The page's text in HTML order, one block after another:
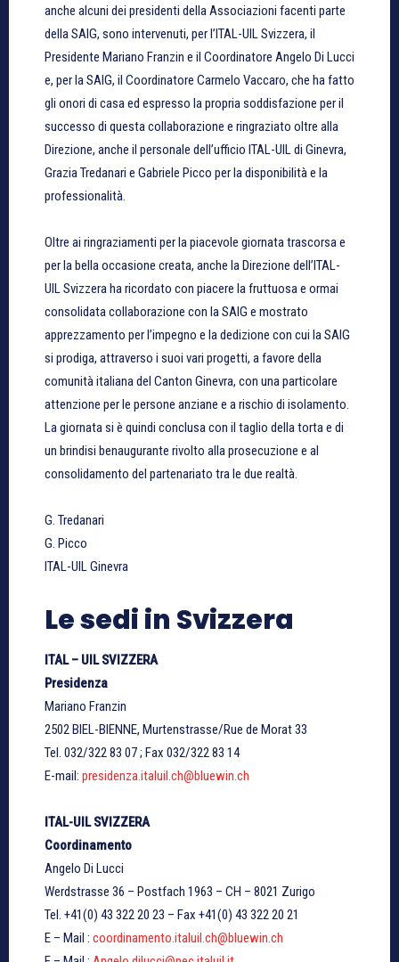
anche alcuni dei presidenti della Associazioni facenti parte
della SAIG, sono intervenuti, per l’ITAL-UIL Svizzera, il
Presidente Mariano Franzin e il Coordinatore Angelo Di Lucci
e, per la SAIG, il Coordinatore Carmelo Vaccaro, che ha fatto
gli onori di casa ed espresso la propria soddisfazione per il
successo di questa collaborazione e ringraziato oltre alla
Direzione, anche il personale dell’ufficio ITAL-UIL di Ginevra,
Grazia Tredanari e Gabriele Picco per la disponibilità e la
professionalità.
Oltre ai ringraziamenti per la piacevole giornata trascorsa e
per la bella occasione creata, anche la Direzione dell’ITAL-
UIL Svizzera ha ricordato con piacere la fruttuosa e ormai
consolidata collaborazione con la SAIG e mostrato
apprezzamento per l’impegno e la dedizione con cui la SAIG
si prodiga, attraverso i suoi vari progetti, a favore della
comunità italiana del Canton Ginevra, con una particolare
attenzione per le persone anziane e a rischio di isolamento.
La giornata si è quindi conclusa con il taglio della torta e di
un brindisi benaugurante rivolto alla prosecuzione e al
consolidamento del partenariato tra le due realtà.
G. Tredanari
G. Picco
ITAL-UIL Ginevra
Le sedi in Svizzera
ITAL – UIL SVIZZERA
Presidenza
Mariano Franzin
2502 BIEL-BIENNE, Murtenstrasse/Rue de Morat 33
Tel. 032/322 83 07 ; Fax 032/322 83 14
E-mail: presidenza.italuil.ch@bluewin.ch
ITAL-UIL SVIZZERA
Coordinamento
Angelo Di Lucci
Werdstrasse 36 – Postfach 1963 – CH – 8021 Zurigo
Tel. +41(0) 43 322 20 23 – Fax +41(0) 43 322 20 21
E – Mail : coordinamento.italuil.ch@bluewin.ch